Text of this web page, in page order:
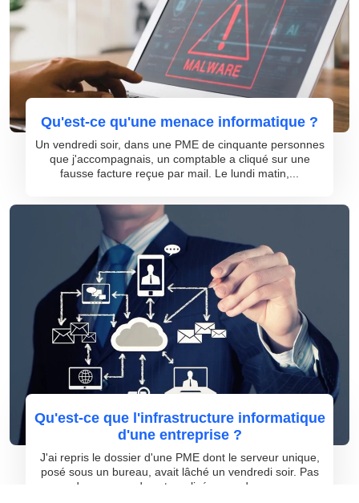
Qu'est-ce qu'une menace informatique ?
Un vendredi soir, dans une PME de cinquante personnes
que j'accompagnais, un comptable a cliqué sur une
fausse facture reçue par mail. Le lundi matin,...
Qu'est-ce que l'infrastructure informatique
d'une entreprise ?
J'ai repris le dossier d'une PME dont le serveur unique,
posé sous un bureau, avait lâché un vendredi soir. Pas
de sauvegarde externalisée, pas de con...